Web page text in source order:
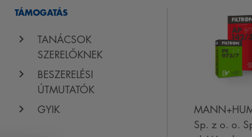
TÁMOGATÁS
TANÁCSOK
SZERELŐKNEK
BESZERELÉSI
ÚTMUTATÓK
GYIK
Sp. z o. o.